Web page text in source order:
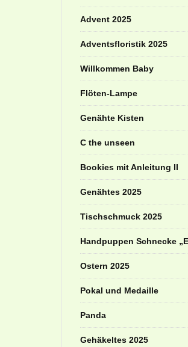
Advent 2025
Adventsfloristik 2025
Willkommen Baby
Flöten-Lampe
Genähte Kisten
C the unseen
Bookies mit Anleitung II
Genähtes 2025
Tischschmuck 2025
Handpuppen Schnecke
Ostern 2025
Pokal und Medaille
Panda
Gehäkeltes 2025